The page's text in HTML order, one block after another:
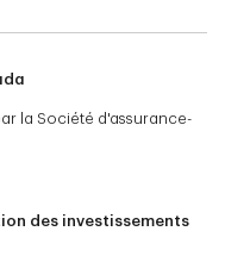
la Société d'assurance-
des investissements